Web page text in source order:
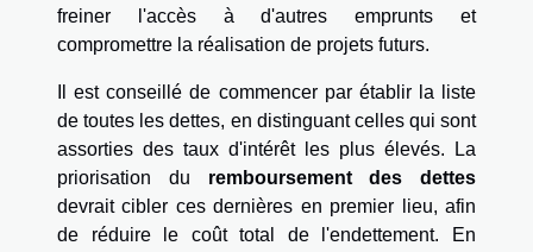
freiner l'accès à d'autres emprunts et
compromettre la réalisation de projets futurs.
Il est conseillé de commencer par établir la liste
de toutes les dettes, en distinguant celles qui sont
assorties des taux d'intérêt les plus élevés. La
priorisation du remboursement des dettes
devrait cibler ces dernières en premier lieu, afin
de réduire le coût total de l'endettement. En